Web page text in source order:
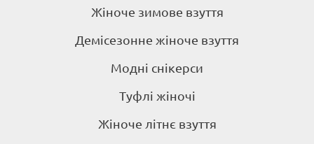
Жіноче зимове взуття
Демісезонне жіноче взуття
Модні снікерси
Туфлі жіночі
Жіноче літнє взуття